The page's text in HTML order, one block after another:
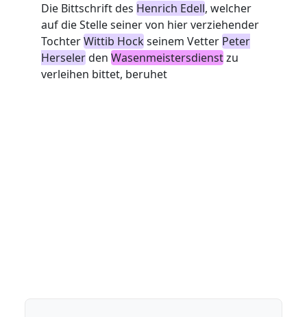
Die Bittschrift des Henrich Edell, welcher
auf die Stelle seiner von hier verziehender
TochterWittib Hockseinem Vetter Peter
HerselerdenWasenmeistersdienstzu
verleihen bittet, beruhet